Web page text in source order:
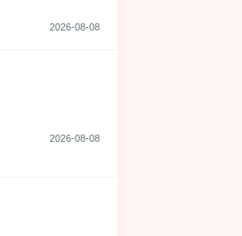
2026-08-08
2026-08-08